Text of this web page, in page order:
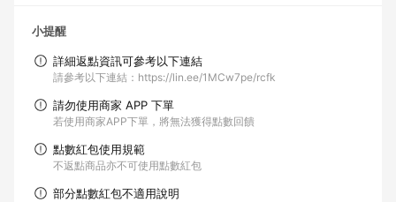
小提醒
詳細返點資訊可參考以下連結
請參考以下連結：https://lin.ee/1MCw7pe/rcfk
請勿使用商家 APP 下單
若使用商家APP下單，將無法獲得點數回饋
點數紅包使用規範
不返點商品亦不可使用點數紅包
部分點數紅包不適用說明